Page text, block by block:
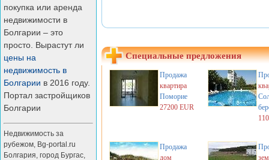
покупка или аренда
недвижимости в
Болгарии – это
просто. Вырастут ли
цены на
недвижимость в
Болгарии в 2016 году.
Портал застройщиков
Болгарии
Недвижимость за
рубежом, Bg-portal.ru
Болгария, город Бургас,
Специальные предложения
Продажа
квартира
Поморие
27200 EUR
Продажа
дом